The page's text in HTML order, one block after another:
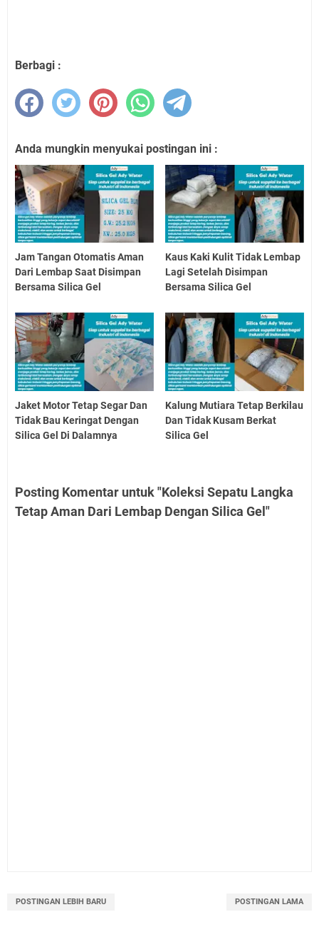
Berbagi :
Anda mungkin menyukai postingan ini :
Jam Tangan Otomatis Aman
Dari Lembap Saat Disimpan
Bersama Silica Gel
Kaus Kaki Kulit Tidak Lembap
Lagi Setelah Disimpan
Bersama Silica Gel
Jaket Motor Tetap Segar Dan
Tidak Bau Keringat Dengan
Silica Gel Di Dalamnya
Kalung Mutiara Tetap Berkilau
Dan Tidak Kusam Berkat
Silica Gel
Posting Komentar untuk "Koleksi Sepatu Langka
Tetap Aman Dari Lembap Dengan Silica Gel"
POSTINGAN LEBIH BARU POSTINGAN LAMA